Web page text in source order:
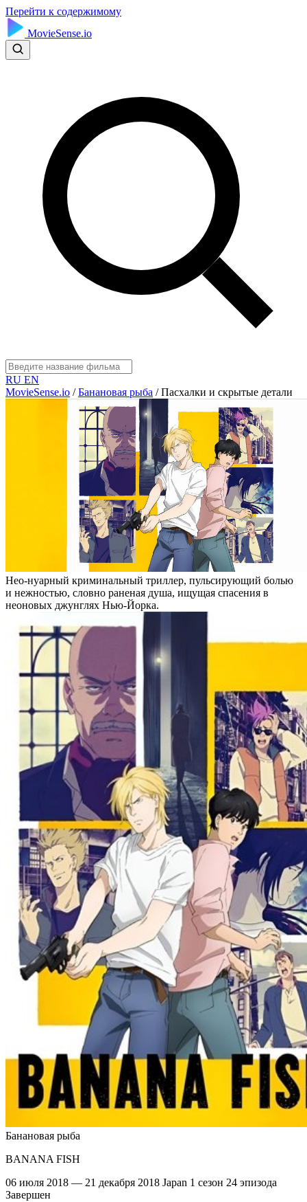
Перейти к содержимому
MovieSense.io
RU EN
MovieSense.io / Банановая рыба / Пасхалки и скрытые детали
Нео-нуарный криминальный триллер, пульсирующий болью
и нежностью, словно раненая душа, ищущая спасения в
неоновых джунглях Нью-Йорка.
Банановая рыба
BANANA FISH
06 июля 2018 — 21 декабря 2018 Japan 1 сезон 24 эпизода
Завершен